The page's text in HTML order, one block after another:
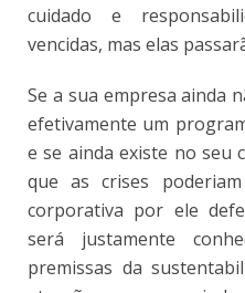
cuidado e
vencidas, mas elas
Se a sua empresa ainda
efetivamente um
e se ainda existe no seu
que as crises
corporativa por ele
será justamente
premissas da